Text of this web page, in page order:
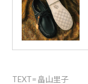
TEXT=畠山里子